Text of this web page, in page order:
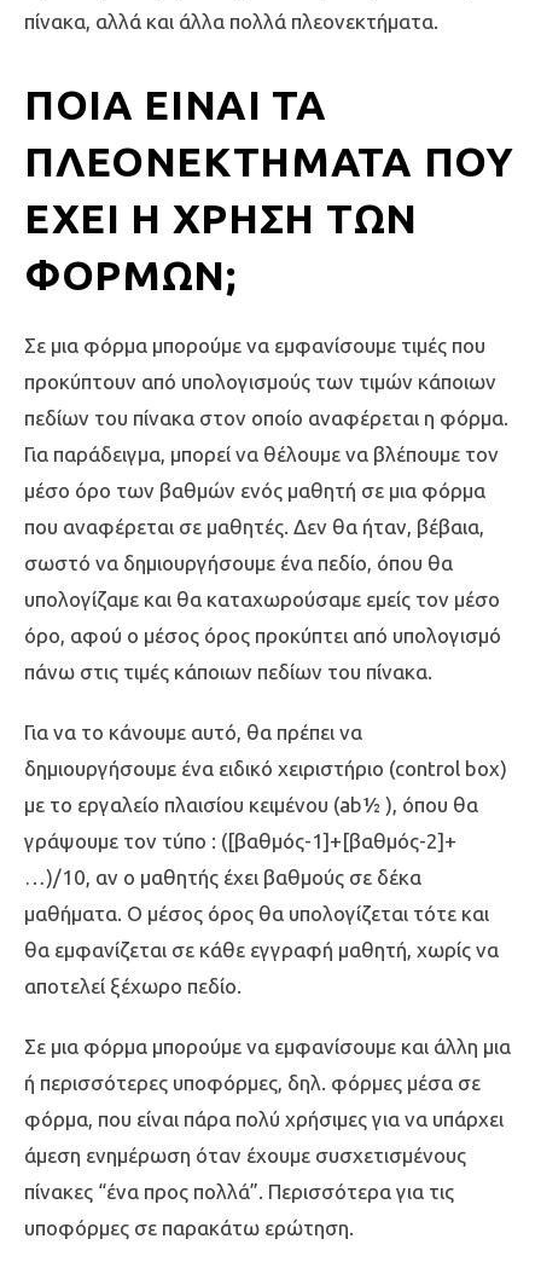
πίνακα, αλλά και άλλα πολλά πλεονεκτήματα.
ΠΟΙΑ ΕΊΝΑΙ ΤΑ
ΠΛΕΟΝΕΚΤΉΜΑΤΑ ΠΟΥ
ΈΧΕΙ Η ΧΡΉΣΗ ΤΩΝ
ΦΟΡΜΏΝ;
Σε μια φόρμα μπορούμε να εμφανίσουμε τιμές που
προκύπτουν από υπολογισμούς των τιμών κάποιων
πεδίων του πίνακα στον οποίο αναφέρεται η φόρμα.
Για παράδειγμα, μπορεί να θέλουμε να βλέπουμε τον
μέσο όρο των βαθμών ενός μαθητή σε μια φόρμα
που αναφέρεται σε μαθητές. Δεν θα ήταν, βέβαια,
σωστό να δημιουργήσουμε ένα πεδίο, όπου θα
υπολογίζαμε και θα καταχωρούσαμε εμείς τον μέσο
όρο, αφού ο μέσος όρος προκύπτει από υπολογισμό
πάνω στις τιμές κάποιων πεδίων του πίνακα.
Για να το κάνουμε αυτό, θα πρέπει να
δημιουργήσουμε ένα ειδικό χειριστήριο (control box)
με το εργαλείο πλαισίου κειμένου (ab½ ), όπου θα
γράψουμε τον τύπο : ([βαθμός-1]+[βαθμός-2]+
…)/10, αν ο μαθητής έχει βαθμούς σε δέκα
μαθήματα. Ο μέσος όρος θα υπολογίζεται τότε και
θα εμφανίζεται σε κάθε εγγραφή μαθητή, χωρίς να
αποτελεί ξέχωρο πεδίο.
Σε μια φόρμα μπορούμε να εμφανίσουμε και άλλη μια
ή περισσότερες υποφόρμες, δηλ. φόρμες μέσα σε
φόρμα, που είναι πάρα πολύ χρήσιμες για να υπάρχει
άμεση ενημέρωση όταν έχουμε συσχετισμένους
πίνακες “ένα προς πολλά”. Περισσότερα για τις
υποφόρμες σε παρακάτω ερώτηση.